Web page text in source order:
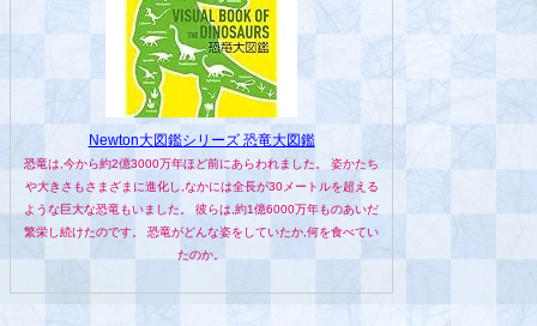
Newton大図鑑シリーズ 恐竜大図鑑
恐竜は,今から約2億3000万年ほど前にあらわれました。 姿かたち
や大きさもさまざまに進化し,なかには全長が30メートルを超える
ような巨大な恐竜もいました。 彼らは,約1億6000万年ものあいだ
繁栄し続けたのです。 恐竜がどんな姿をしていたか,何を食べてい
たのか。